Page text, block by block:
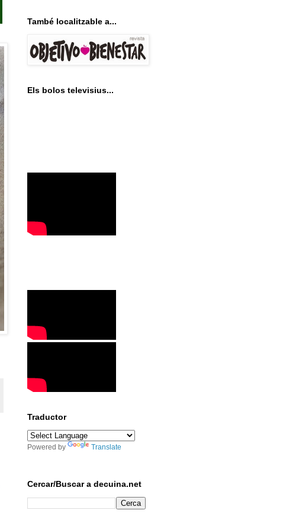
També localitzable a...
Els bolos televisius...
Traductor
Powered by Translate
Cercar/Buscar a decuina.net